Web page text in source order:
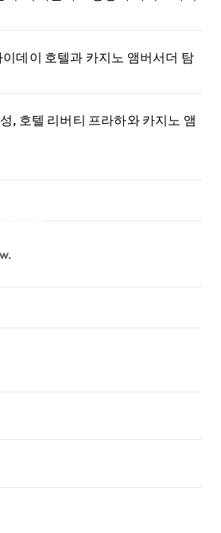
데이 호텔과 카지노 앰버서더 탐
, 호텔 리버티 프라하와 카지노 앰